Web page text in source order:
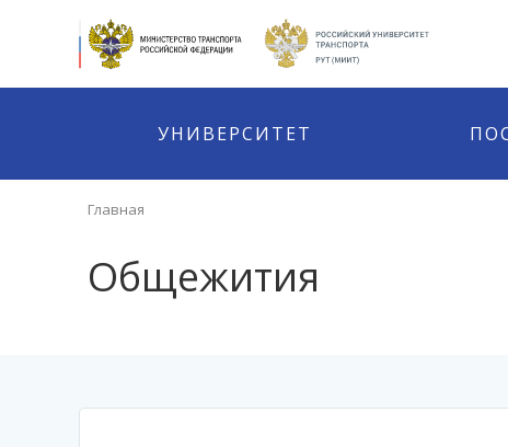
УНИВЕРСИТЕТ
Главная
Общежития